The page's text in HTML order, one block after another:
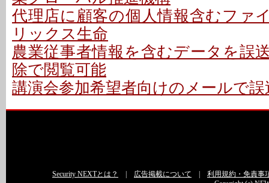
代理店に顧客の個人情報含むファ
リックス生命
農業従事者情報を含むデータを誤
除で閲覧可能
講演会参加希望者向けのメールで
Security NEXTとは？ 広告掲載について
利用規約・免責事